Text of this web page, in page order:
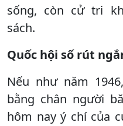
sống, còn cử tri
sách.
Quốc hội số rút
Nếu như năm
bằng chân người
hôm nay ý chí của